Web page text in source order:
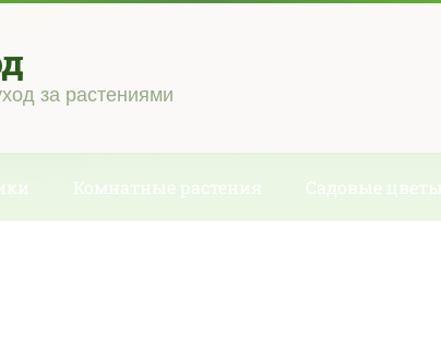
за растениями
Комнатные растения Садовые цветы